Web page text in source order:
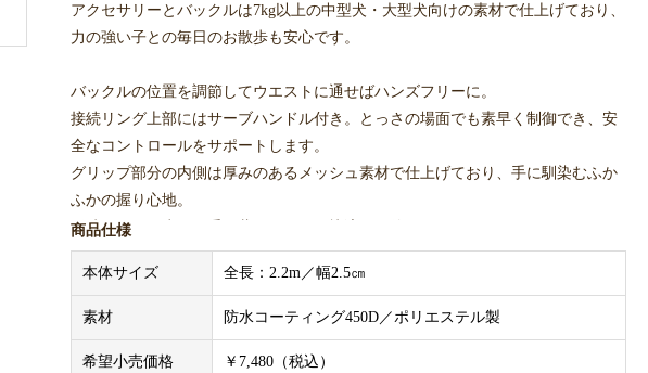
アクセサリーとバックルは7kg以上の中型犬・大型犬向けの素材で仕上げており、
力の強い子との毎日のお散歩も安心です。
バックルの位置を調節してウエストに通せばハンズフリーに。
接続リング上部にはサーブハンドル付き。とっさの場面でも素早く制御でき、安
全なコントロールをサポートします。
グリップ部分の内側は厚みのあるメッシュ素材で仕上げており、手に馴染むふか
ふかの握り心地。
長時間のお散歩でも手が蒸れにくく、快適にお使いいただけます。
ブラウンの1カラー展開。
【サイズについて】
※こちらの商品は、NORADOGのサイズ規格でつくられております。他ブランド
商品仕様
本体サイズ 全長：2.2m／幅2.5㎝
素材 防水コーティング450D／ポリエステル製
希望小売価格 ￥7,480（税込）